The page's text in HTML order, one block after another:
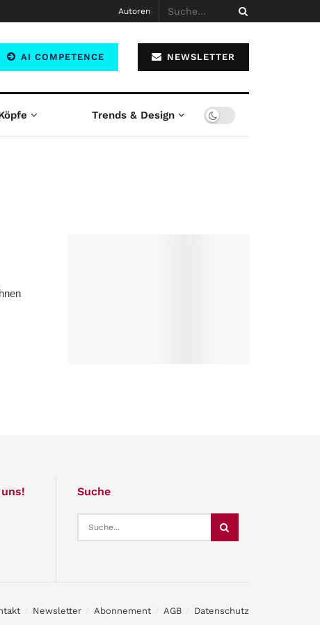
Autoren
AI COMPETENCE NEWSLETTER
Trends & Design
Suche
Newsletter Abonnement AGB Datenschutz